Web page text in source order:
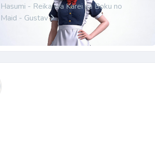
Hasumi - Reika wa Karei na Boku no
Maid - Gustav